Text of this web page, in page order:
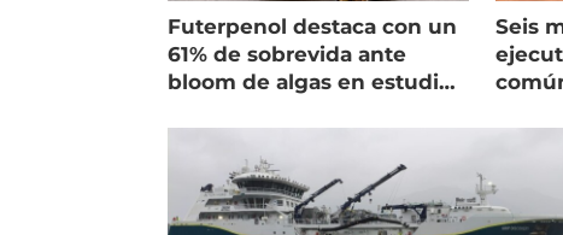
Futerpenol destaca con un
61% de sobrevida ante
bloom de algas en estudio
Seis